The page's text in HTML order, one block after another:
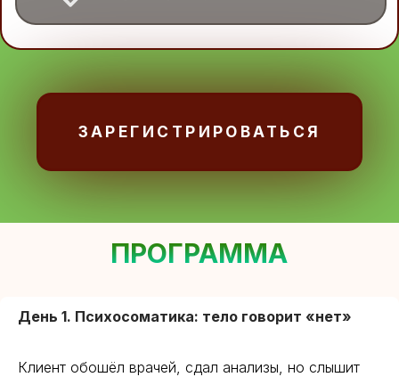
День 1. Психосоматика: тело говорит «нет»
Клиент обошёл врачей, сдал анализы, но слышит